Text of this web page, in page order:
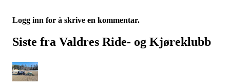
Logg inn for å skrive en kommentar.
Siste fra Valdres Ride- og Kjøreklubb